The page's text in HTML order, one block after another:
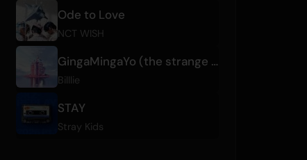
Ode to Love
NCT WISH
GingaMingaYo (the strange world)
Billlie
STAY
Stray Kids